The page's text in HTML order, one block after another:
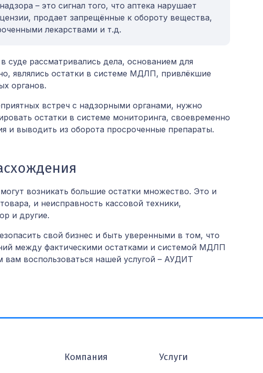
– это сигнал того, что аптека нарушает
продает запрещённые к обороту вещества,
лекарствами и т.д.
суде рассматривались дела, основанием для
являлись остатки в системе МДЛП, привлёкшие
органов.
встреч с надзорными органами, нужно
остатки в системе мониторинга, своевременно
и выводить из оборота просроченные препараты.
возникать большие остатки множество. Это и
и неисправность кассовой техники,
и другие.
свой бизнес и быть уверенными в том, что
между фактическими остатками и системой МДЛП
вам воспользоваться нашей услугой – АУДИТ
Компания Услуги